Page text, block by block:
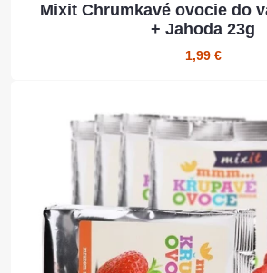
Mixit Chrumkavé ovocie do
+ Jahoda 23g
1,99 €